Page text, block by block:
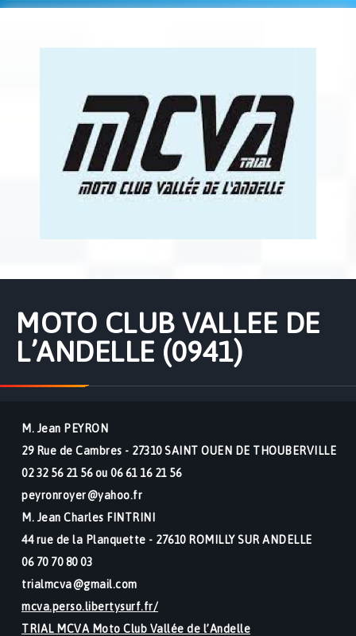
MOTO CLUB VALLEE DE
L’ANDELLE (0941)
M. Jean PEYRON
29 Rue de Cambres - 27310 SAINT OUEN DE THOUBERVILLE
02 32 56 21 56 ou 06 61 16 21 56
peyronroyer@yahoo.fr
M. Jean Charles FINTRINI
44 rue de la Planquette - 27610 ROMILLY SUR ANDELLE
06 70 70 80 03
trialmcva@gmail.com
mcva.perso.libertysurf.fr/
TRIAL MCVA Moto Club Vallée de l’Andelle